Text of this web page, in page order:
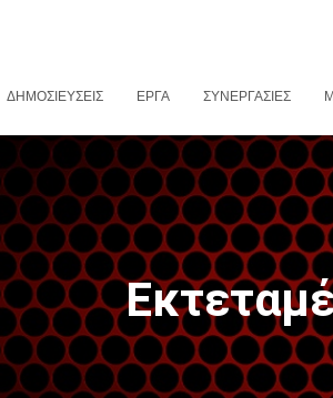
ΔΗΜΟΣΙΕΎΣΕΙΣ ΈΡΓΑ ΣΥΝΕΡΓΑΣΊΕΣ